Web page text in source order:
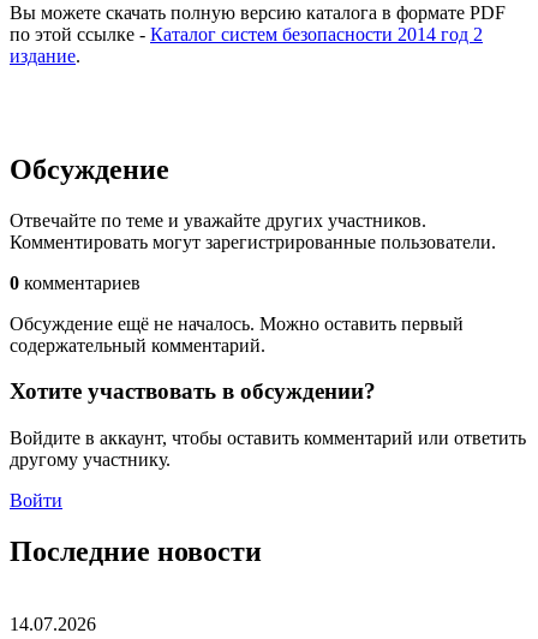
Вы можете скачать полную версию каталога в формате PDF
по этой ссылке - Каталог систем безопасности 2014 год 2
издание.
Обсуждение
Отвечайте по теме и уважайте других участников.
Комментировать могут зарегистрированные пользователи.
0 комментариев
Обсуждение ещё не началось. Можно оставить первый
содержательный комментарий.
Хотите участвовать в обсуждении?
Войдите в аккаунт, чтобы оставить комментарий или ответить
другому участнику.
Войти
Последние новости
14.07.2026